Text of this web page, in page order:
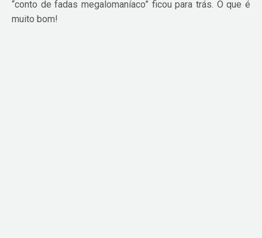
“conto de fadas megalomaníaco” ficou para trás. O que é
muito bom!